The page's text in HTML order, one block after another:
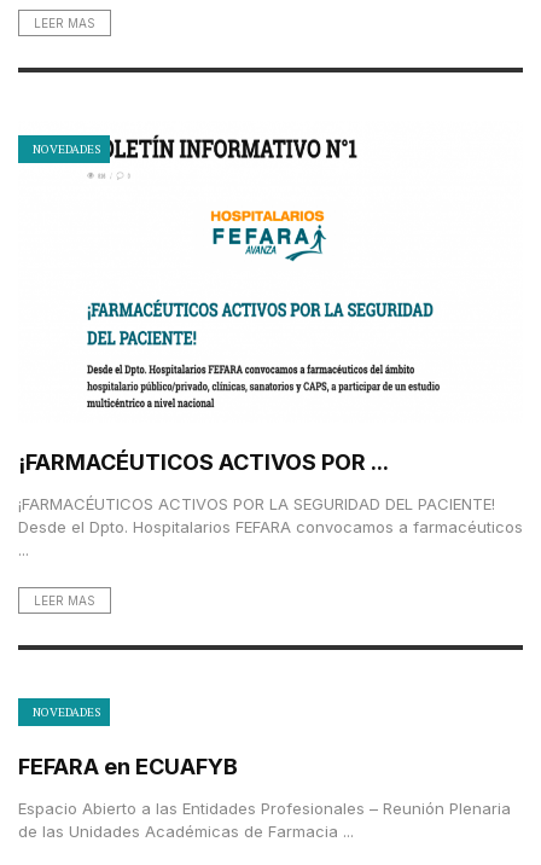
LEER MAS
NOVEDADES
¡FARMACÉUTICOS ACTIVOS POR ...
¡FARMACÉUTICOS ACTIVOS POR LA SEGURIDAD DEL PACIENTE!
Desde el Dpto. Hospitalarios FEFARA convocamos a farmacéuticos
...
LEER MAS
NOVEDADES
FEFARA en ECUAFYB
Espacio Abierto a las Entidades Profesionales – Reunión Plenaria
de las Unidades Académicas de Farmacia ...